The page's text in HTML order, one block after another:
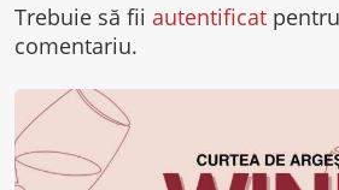
Trebuie să fii autentificat
comentariu.